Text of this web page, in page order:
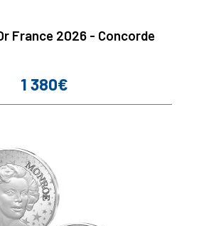
France 2026 - Concorde
Prix
1 380€